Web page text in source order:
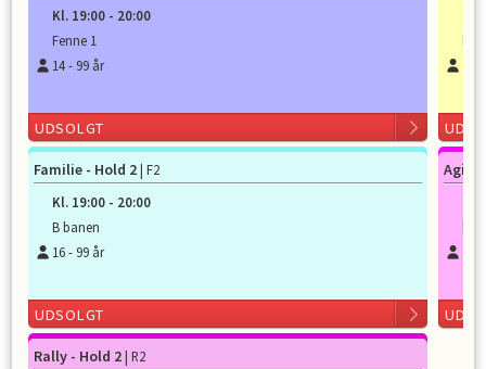
Kl. 19:00 - 20:00
Fenne 1
14- 99år
UDSOLGT
Familie - Hold 2| F2
Kl. 19:00 - 20:00
B banen
16- 99år
UDSOLGT
Rally - Hold 2| R2
B